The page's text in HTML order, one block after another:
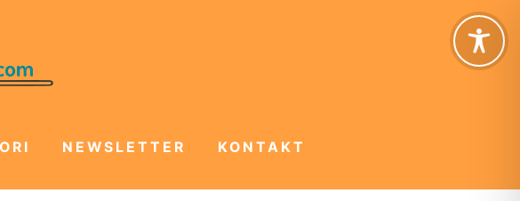
NEWSLETTER KONTAKT